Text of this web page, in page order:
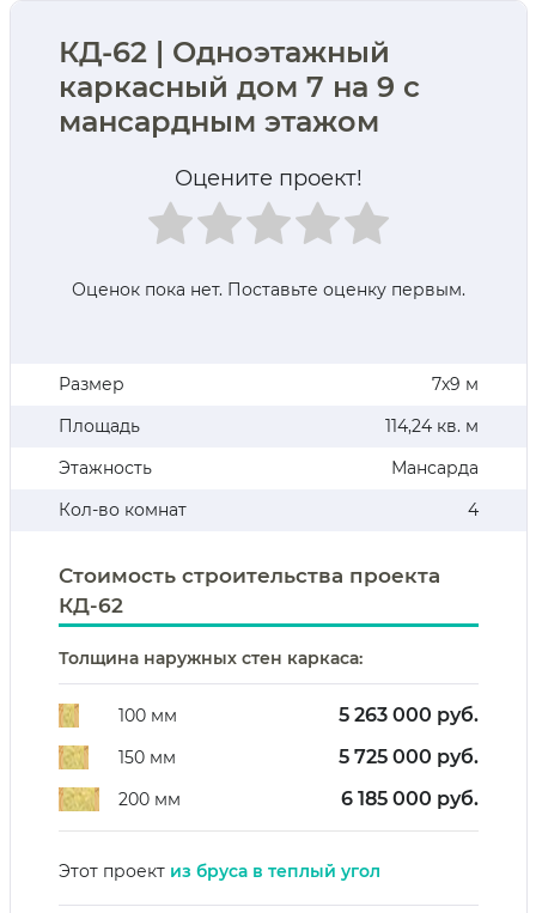
КД-62 | Одноэтажный
каркасный дом 7 на 9 с
мансардным этажом
Оцените проект!
Оценок пока нет. Поставьте оценку первым.
Размер
7х9 м
Площадь
114,24 кв. м
Этажность
Мансарда
Кол-во комнат
4
Стоимость строительства проекта
КД-62
Толщина наружных стен каркаса:
100 мм 5 263 000 руб.
150 мм 5 725 000 руб.
200 мм 6 185 000 руб.
Этот проект из бруса в теплый угол